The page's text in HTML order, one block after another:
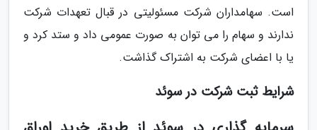
است. سهامداران شرکت مسئولیتی در قبال تعهدات شرکت
ندارند و سهام را می توان به صورت عمومی داد و ستد کرد و
یا با اعضای شرکت به اشتراک گذاشت.
شرایط ثبت شرکت در سوئد